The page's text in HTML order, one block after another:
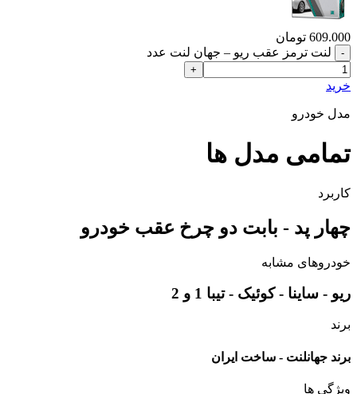
609.000 تومان
لنت ترمز عقب ریو – جهان لنت عدد
خرید
مدل خودرو
تمامی مدل ها
کاربرد
چهار پد - بابت دو چرخ عقب خودرو
خودروهای مشابه
ریو - ساینا - کوئیک - تیبا 1 و 2
برند
برند جهانلنت - ساخت ایران
ویژگی ها